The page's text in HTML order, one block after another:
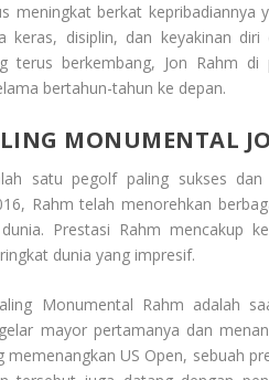
meningkat berkat kepribadiannya
keras, disiplin, dan keyakinan
terus berkembang, Jon Rahm
bertahun-tahun ke depan.
MONUMENTAL
satu pegolf paling sukses
Rahm telah menorehkan
Prestasi Rahm mencakup
dunia yang impresif.
Monumental Rahm adalah
mayor pertamanya dan
memenangkan US Open, sebuah